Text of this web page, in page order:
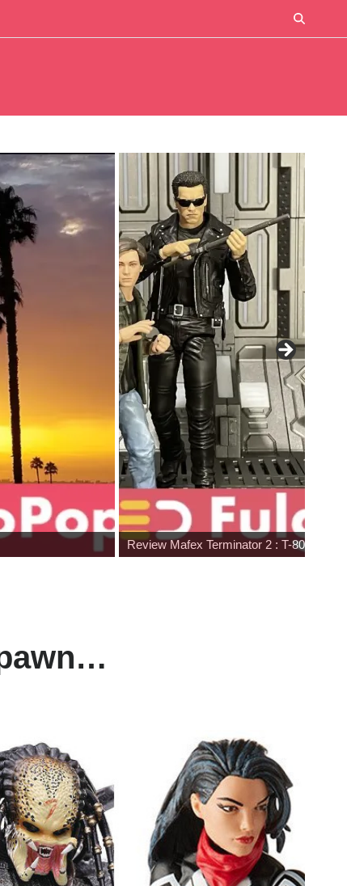
Review Mafex Terminator 2 : T-800 &